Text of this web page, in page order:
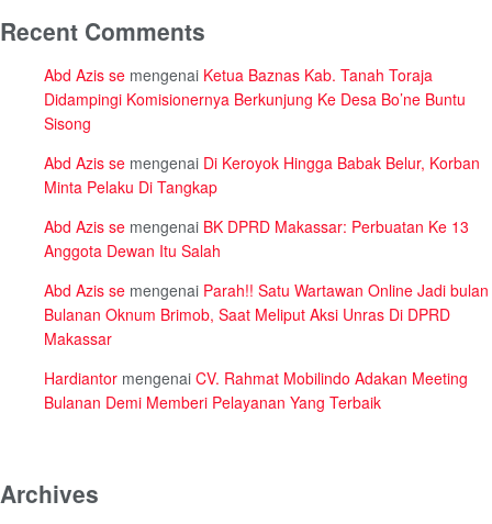
Recent Comments
Abd Azis se mengenai Ketua Baznas Kab. Tanah Toraja
Didampingi Komisionernya Berkunjung Ke Desa Bo’ne Buntu
Sisong
Abd Azis se mengenai Di Keroyok Hingga Babak Belur, Korban
Minta Pelaku Di Tangkap
Abd Azis se mengenai BK DPRD Makassar: Perbuatan Ke 13
Anggota Dewan Itu Salah
Abd Azis se mengenai Parah!! Satu Wartawan Online Jadi bulan
Bulanan Oknum Brimob, Saat Meliput Aksi Unras Di DPRD
Makassar
Hardiantor mengenai CV. Rahmat Mobilindo Adakan Meeting
Bulanan Demi Memberi Pelayanan Yang Terbaik
Archives